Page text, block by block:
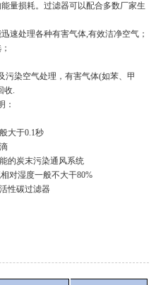
量损耗。过滤器可以配合多数厂家生
速处理各种有害气体,有效洁净空气；
污染空气处理，有害气体(如苯、甲
收.
：
大于0.1秒
的炭末污染通风系统
对湿度一般不大干80%
性碳过滤器